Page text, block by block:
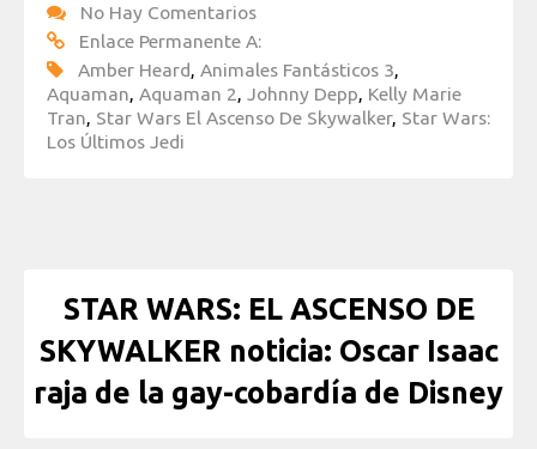
No Hay Comentarios
Enlace Permanente A:
Amber Heard, Animales Fantásticos 3,
Aquaman, Aquaman 2, Johnny Depp, Kelly Marie
Tran, Star Wars El Ascenso De Skywalker, Star Wars:
Los Últimos Jedi
STAR WARS: EL ASCENSO DE
SKYWALKER noticia: Oscar Isaac
raja de la gay-cobardía de Disney